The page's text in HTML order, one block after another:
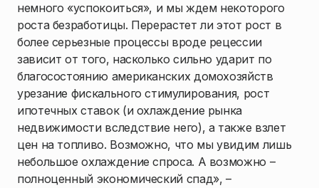
немного «успокоиться», и мы ждем некоторого
роста безработицы. Перерастет ли этот рост в
более серьезные процессы вроде рецессии
зависит от того, насколько сильно ударит по
благосостоянию американских домохозяйств
урезание фискального стимулирования, рост
ипотечных ставок (и охлаждение рынка
недвижимости вследствие него), а также взлет
цен на топливо. Возможно, что мы увидим лишь
небольшое охлаждение спроса. А возможно –
полноценный экономический спад», –